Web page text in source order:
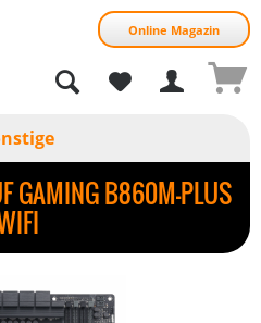
Online Magazin
GAMING B860M-PLUS